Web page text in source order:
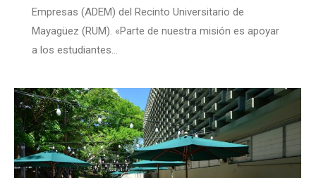
Empresas (ADEM) del Recinto Universitario de
Mayagüez (RUM). «Parte de nuestra misión es apoyar
a los estudiantes…